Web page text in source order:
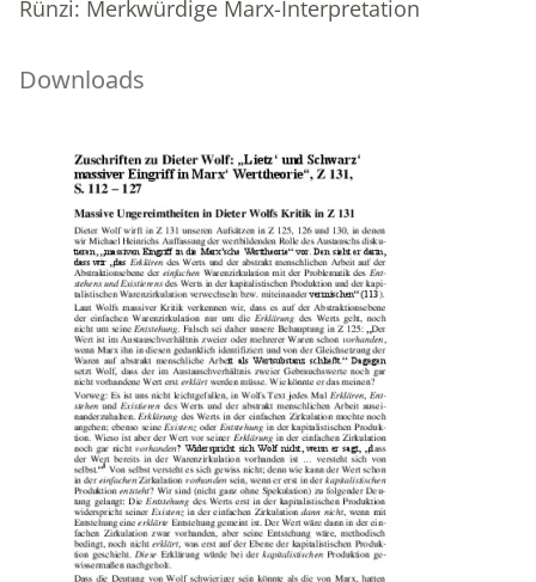
Rünzi: Merkwürdige Marx-Interpretation
Downloads